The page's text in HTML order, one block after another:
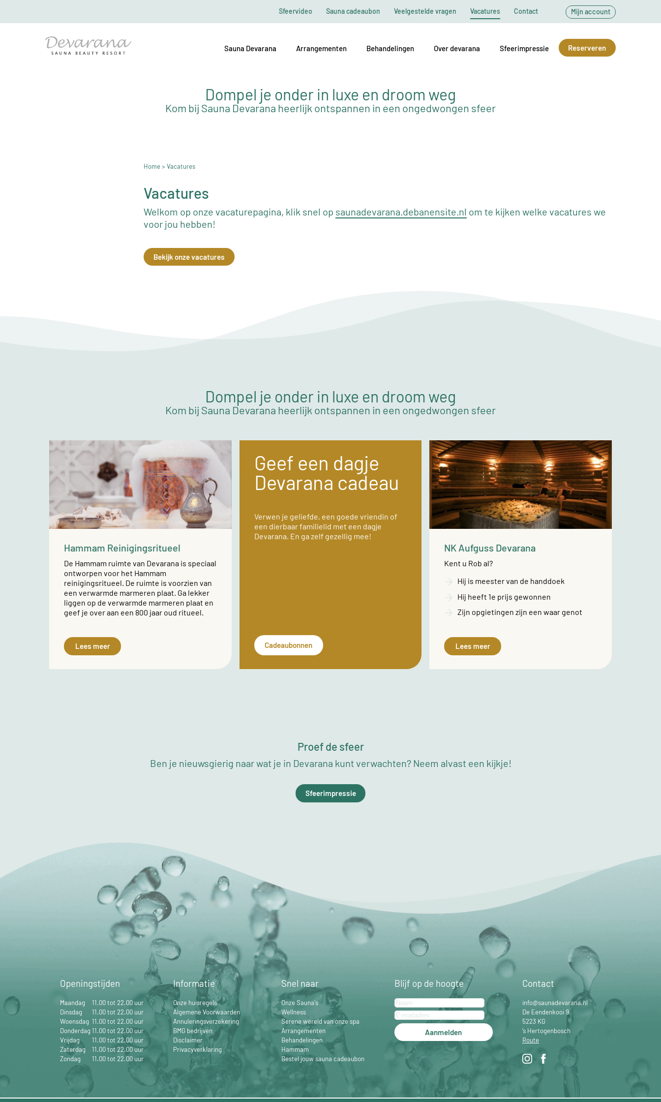
Sfeervideo Sauna cadeaubon Veelgestelde vragen Vacatures Contact Mijn account
Sauna Devarana Arrangementen Behandelingen Over devarana Sfeerimpressie Reserveren
Dompel je onder in luxe en droom weg
Kom bij Sauna Devarana heerlijk ontspannen in een ongedwongen sfeer
Home> Vacatures
Vacatures
Welkom op onze vacaturepagina, klik snel op saunadevarana.debanensite.nl om te kijken welke vacatures we
voor jou hebben!
Bekijk onze vacatures
Dompel je onder in luxe en droom weg
Kom bij Sauna Devarana heerlijk ontspannen in een ongedwongen sfeer
Hammam Reinigingsritueel
De Hammam ruimte van Devarana is speciaal
ontworpen voor het Hammam
reinigingsritueel. De ruimte is voorzien van
een verwarmde marmeren plaat. Ga lekker
liggen op de verwarmde marmeren plaat en
geef je over aan een 800 jaar oud ritueel.
Lees meer
Geef een dagje
Devarana cadeau
Verwen je geliefde, een goede vriendin of
een dierbaar familielid met een dagje
Devarana. En ga zelf gezellig mee!
Cadeaubonnen
NK Aufguss Devarana
Kent u Rob al?
Hij is meester van de handdoek
Hij heeft 1e prijs gewonnen
Zijn opgietingen zijn een waar genot
Lees meer
Proef de sfeer
Ben je nieuwsgierig naar wat je in Devarana kunt verwachten? Neem alvast een kijkje!
Sfeerimpressie
Openingstijden
Maandag
11.00 tot 22.00 uur
Dinsdag
11.00 tot 22.00 uur
Woensdag 11.00 tot 22.00 uur
Donderdag11.00 tot 22.00 uur
Vrijdag
11.00 tot 22.00 uur
Zaterdag
11.00 tot 22.00 uur
Zondag
11.00 tot 22.00 uur
Informatie
Onze huisregels
Algemene Voorwaarden
Annuleringsverzekering
BMG bedrijven
Disclaimer
Privacyverklaring
Snel naar
Onze Sauna's
Wellness
Serene wereld van onze spa
Arrangementen
Behandelingen
Hammam
Bestel jouw sauna cadeaubon
Blijf op de hoogte
Aanmelden
Contact
info@saunadevarana.nl
De Eendenkooi 9
5223 KG
’s Hertogenbosch
Route